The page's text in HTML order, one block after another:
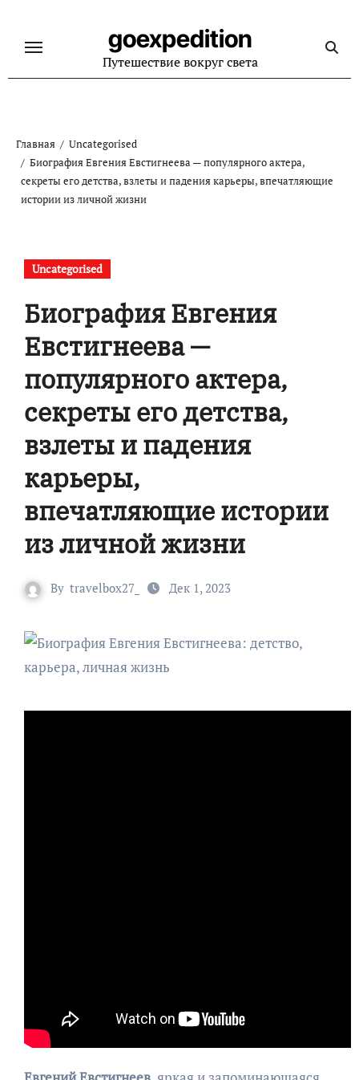
содержанию
goexpedition
Путешествие вокруг света
Главная
Uncategorised
Биография Евгения Евстигнеева — популярного актера,
секреты его детства, взлеты и падения карьеры, впечатляющие
истории из личной жизни
Uncategorised
Биография Евгения
Евстигнеева —
популярного актера,
секреты его детства,
взлеты и падения
карьеры,
впечатляющие истории
из личной жизни
By travelbox27_ Дек 1, 2023